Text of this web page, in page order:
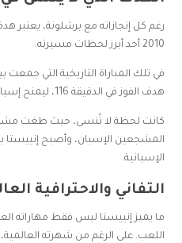
رغم كل إنجازاته مع برشلونة، يعتبر
2010 أحد أبرز لحظات مسيرته.
في تلك المباراة التاريخية التي جمعت
هدف الفوز في الدقيقة 116، ليمنح إسبانيا لقبها الأول في تاريخ كأس العالم.
كانت لحظة لا تُنسى، حيث طغت
المشجعين الإسبان، وأصبح إنييستا
الإسبانية.
التفاني والاحترافية
ما يميز إنييستا ليس فقط مهاراته
اللعب. على الرغم من شهرته